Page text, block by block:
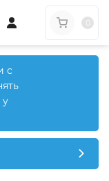
с
у